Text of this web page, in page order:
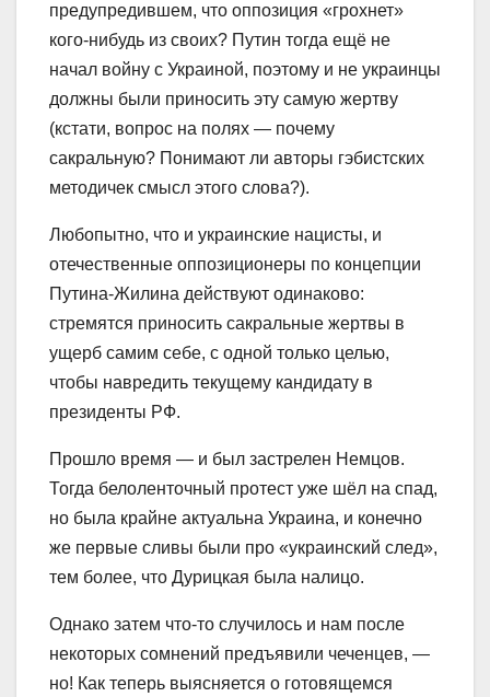
предупредившем, что оппозиция «грохнет»
кого-нибудь из своих? Путин тогда ещё не
начал войну с Украиной, поэтому и не украинцы
должны были приносить эту самую жертву
(кстати, вопрос на полях — почему
сакральную? Понимают ли авторы гэбистских
методичек смысл этого слова?).
Любопытно, что и украинские нацисты, и
отечественные оппозиционеры по концепции
Путина-Жилина действуют одинаково:
стремятся приносить сакральные жертвы в
ущерб самим себе, с одной только целью,
чтобы навредить текущему кандидату в
президенты РФ.
Прошло время — и был застрелен Немцов.
Тогда белоленточный протест уже шёл на спад,
но была крайне актуальна Украина, и конечно
же первые сливы были про «украинский след»,
тем более, что Дурицкая была налицо.
Однако затем что-то случилось и нам после
некоторых сомнений предъявили чеченцев, —
но! Как теперь выясняется о готовящемся